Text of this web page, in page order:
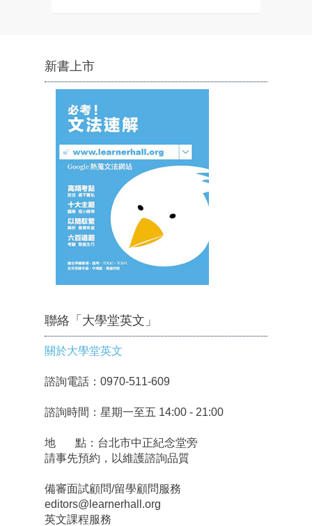
新書上市
聯絡「大學堂英文」
關於大學堂英文
諮詢電話：0970-511-609
諮詢時間：星期一至五 14:00 - 21:00
地 點：台北市中正紀念堂旁
請事先預約，以維護諮詢品質
備審面試顧問/留學顧問服務
editors@learnerhall.org
英文課程服務